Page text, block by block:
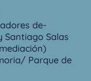
de-
Santiago Salas
Parque de